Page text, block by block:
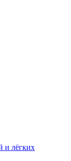
и лёгких